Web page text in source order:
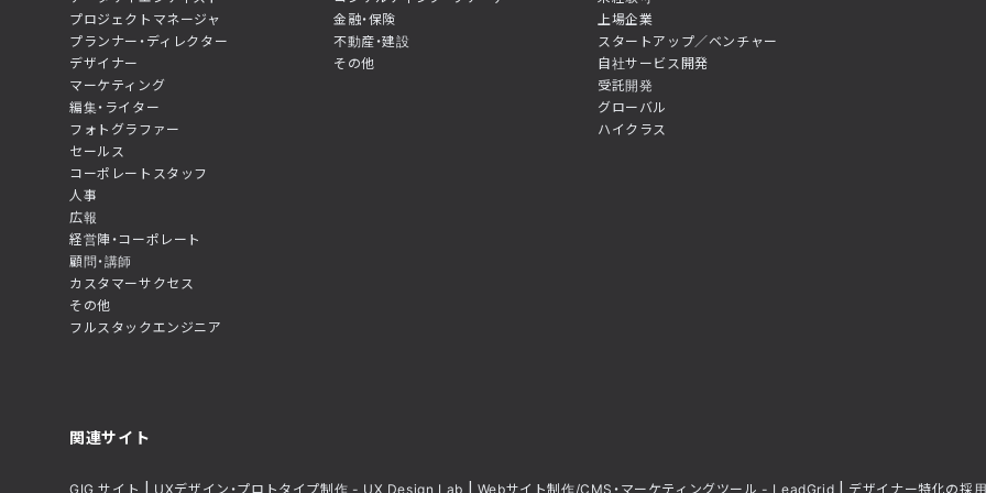
プロジェクトマネージャ
プランナー・ディレクター
デザイナー
マーケティング
編集・ライター
フォトグラファー
セールス
コーポレートスタッフ
人事
広報
経営陣・コーポレート
顧問・講師
カスタマーサクセス
その他
フルスタックエンジニア
金融・保険
不動産・建設
その他
上場企業
スタートアップ／ベンチャー
自社サービス開発
受託開発
グローバル
ハイクラス
関連サイト
GIG サイト UXデザイン・プロトタイプ制作 - UX Design Lab Webサイト制作/CMS・マーケティングツール - LeadGrid デザイナー特化の採